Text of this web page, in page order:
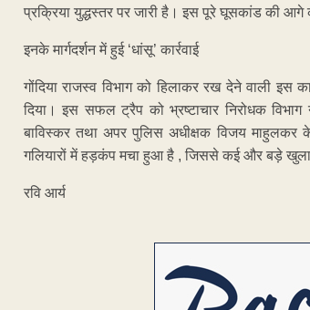
प्रक्रिया युद्धस्तर पर जारी है। इस पूरे घूसकांड की आगे
इनके मार्गदर्शन में हुई ‘धांसू’ कार्रवाई
गोंदिया राजस्व विभाग को हिलाकर रख देने वाली इस
दिया। इस सफल ट्रैप को भ्रष्टाचार निरोधक विभाग
बाविस्कर तथा अपर पुलिस अधीक्षक विजय माहुलकर
गलियारों में हड़कंप मचा हुआ है , जिससे कई और बड़े
रवि आर्य